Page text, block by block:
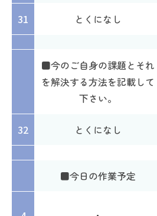
31 とくになし
■今のご自身の課題とそれ
を解決する方法を記載して
下さい。
32 とくになし
■今日の作業予定